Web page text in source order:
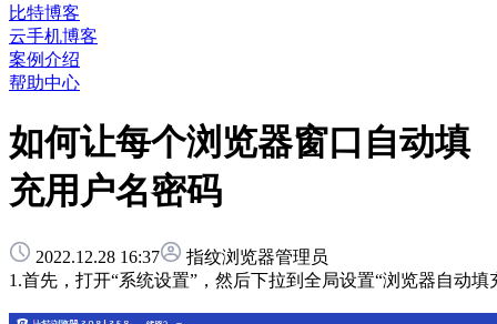
比特博客
云手机博客
案例介绍
帮助中心
如何让每个浏览器窗口自动填
充用户名密码
2022.12.28 16:37
指纹浏览器管理员
1.首先，打开“系统设置”，然后下拉到全局设置“浏览器自动